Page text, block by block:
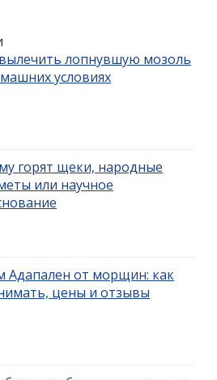
лопнувшую мозоль
условиях
горят щеки, народные
или научное
Адапален от морщин: как
цены и отзывы